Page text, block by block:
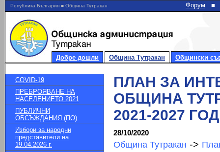
Република България ■ Община Тутракан Форум ■
Добре дошли Община Тутракан Общински
COVID-19
ПРЕБРОЯВАНЕ НА
НАСЕЛЕНИЕТО 2021
ПУБЛИЧНИ
ОБСЪЖДАНИЯ (ПО)
Избори за народни
представители на
19.04.2026 г.
ПЛАН ЗА
ОБЩИНА
2021-2027
28/10/2020
Община Тутракан ->